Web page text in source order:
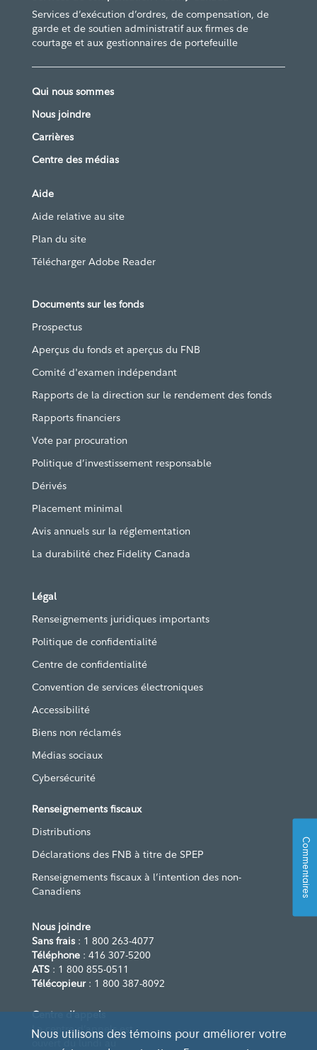
Services d’exécution d’ordres, de compensation, de
garde et de soutien administratif aux firmes de
courtage et aux gestionnaires de portefeuille
Qui nous sommes
Nous joindre
Carrières
Centre des médias
Aide
Aide relative au site
Plan du site
Télécharger Adobe Reader
Documents sur les fonds
Prospectus
Aperçus du fonds et aperçus du FNB
Comité d'examen indépendant
Rapports de la direction sur le rendement des fonds
Rapports financiers
Vote par procuration
Politique d’investissement responsable
Dérivés
Placement minimal
Avis annuels sur la réglementation
La durabilité chez Fidelity Canada
Légal
Renseignements juridiques importants
Politique de confidentialité
Centre de confidentialité
Convention de services électroniques
Accessibilité
Biens non réclamés
Médias sociaux
Cybersécurité
Renseignements fiscaux
Distributions
Déclarations des FNB à titre de SPEP
Renseignements fiscaux à l’intention des non-
Canadiens
Nous joindre
Sans frais: 1 800 263-4077
Téléphone : 416 307-5200
ATS : 1 800 855-0511
Télécopieur: 1 800 387-8092
Centre d’appels
Le centre d’appels est
Nous utilisons des témoins pour améliorer votre
Commentaires